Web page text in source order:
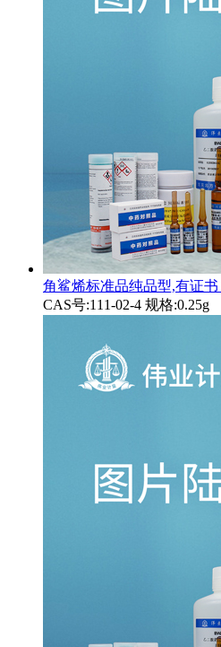
角鲨烯标准品纯品型,有证书
CAS号:111-02-4 规格:0.25g